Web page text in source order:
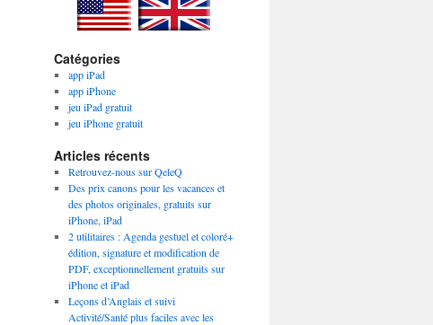
Catégories
app iPad
app iPhone
jeu iPad gratuit
jeu iPhone gratuit
Articles récents
Retrouvez-nous sur QeleQ
Des prix canons pour les vacances et
des photos originales, gratuits sur
iPhone, iPad
2 utilitaires : Agenda gestuel et coloré+
édition, signature et modification de
PDF, exceptionnellement gratuits sur
iPhone et iPad
Leçons d’Anglais et suivi
Activité/Santé plus faciles avec les